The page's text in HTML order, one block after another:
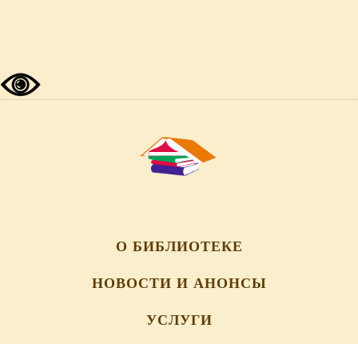
О БИБЛИОТЕКЕ
НОВОСТИ И АНОНСЫ
УСЛУГИ